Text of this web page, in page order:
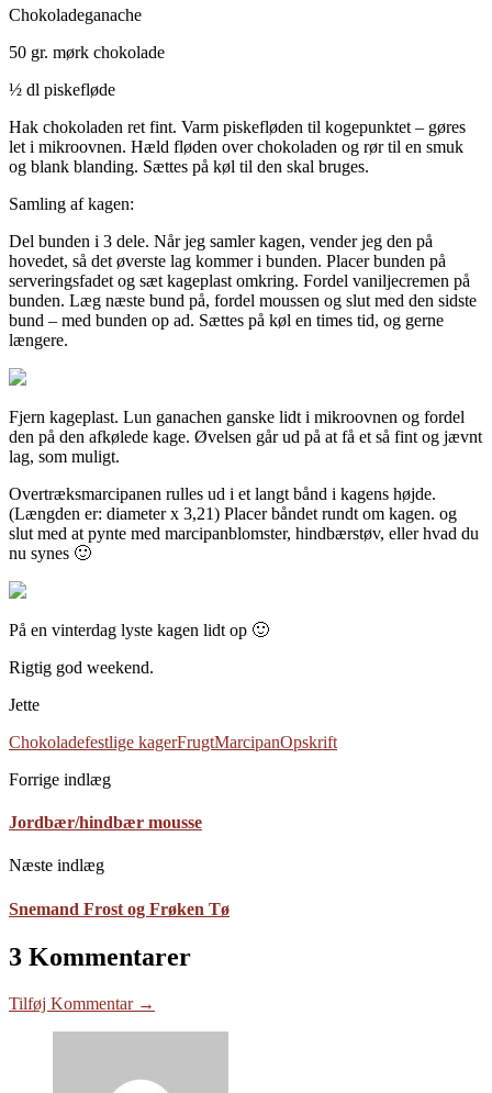
Chokoladeganache
50 gr. mørk chokolade
½ dl piskefløde
Hak chokoladen ret fint. Varm piskefløden til kogepunktet – gøres
let i mikroovnen. Hæld fløden over chokoladen og rør til en smuk
og blank blanding. Sættes på køl til den skal bruges.
Samling af kagen:
Del bunden i 3 dele. Når jeg samler kagen, vender jeg den på
hovedet, så det øverste lag kommer i bunden. Placer bunden på
serveringsfadet og sæt kageplast omkring. Fordel vaniljecremen på
bunden. Læg næste bund på, fordel moussen og slut med den sidste
bund – med bunden op ad. Sættes på køl en times tid, og gerne
længere.
Fjern kageplast. Lun ganachen ganske lidt i mikroovnen og fordel
den på den afkølede kage. Øvelsen går ud på at få et så fint og jævnt
lag, som muligt.
Overtræksmarcipanen rulles ud i et langt bånd i kagens højde.
(Længden er: diameter x 3,21) Placer båndet rundt om kagen. og
slut med at pynte med marcipanblomster, hindbærstøv, eller hvad du
nu synes 🙂
På en vinterdag lyste kagen lidt op 🙂
Rigtig god weekend.
Jette
Chokoladefestlige kagerFrugtMarcipanOpskrift
Forrige indlæg
Jordbær/hindbær mousse
Næste indlæg
Snemand Frost og Frøken Tø
3 Kommentarer
Tilføj Kommentar →